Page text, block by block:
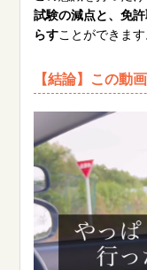
試験の減点と、免
らすことができます
【結論】この動